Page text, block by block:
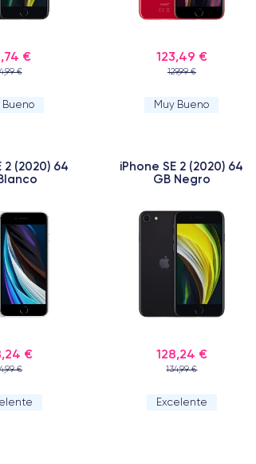
€
€
Bueno
123,49 €
129,99 €
Muy Bueno
2 (2020) 64
€
€
iPhone SE 2 (2020) 64
GB Negro
128,24 €
134,99 €
Excelente